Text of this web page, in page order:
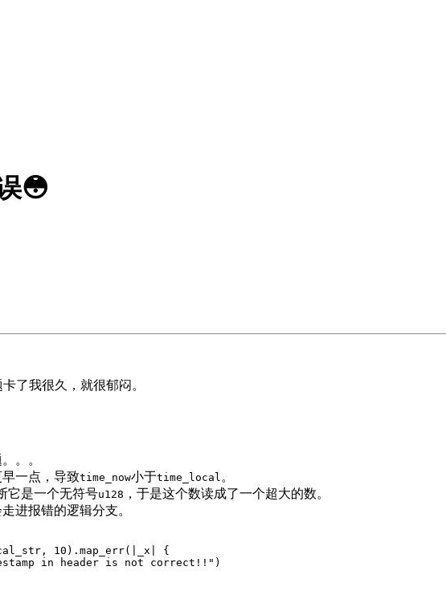
😳
了我很久，就很郁闷。
。。
一点，导致time_now小于time_local 。
它是一个无符号u128 ，于是这个数读成了一个超大的数。
进报错的逻辑分支。
, 10 ) .map_err(| x
{
in header is not correct!!" )